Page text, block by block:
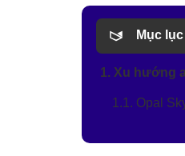
Mục lục
1. Xu hướng
1.1. Opal